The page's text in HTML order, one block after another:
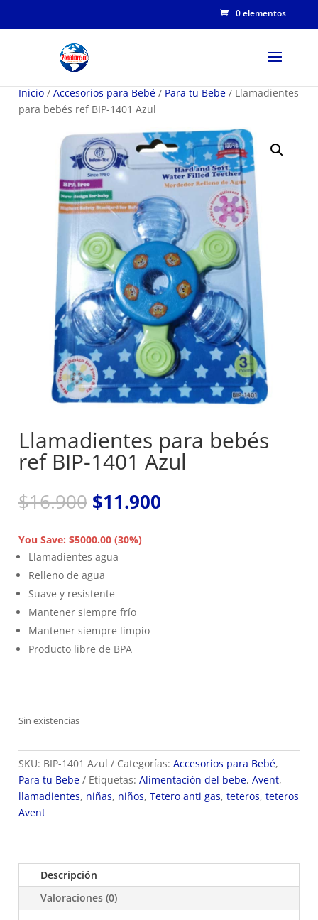
0 elementos
Inicio / Accesorios para Bebé / Para tu Bebe / Llamadientes
para bebés ref BIP-1401 Azul
Llamadientes para bebés
ref BIP-1401 Azul
$16.900 El
precio
original
era:
$16.900.
$11.900
You Save: $5000.00 (30%)
Llamadientes agua
Relleno de agua
Suave y resistente
Mantener siempre frío
Mantener siempre limpio
Producto libre de BPA
Sin existencias
SKU: BIP-1401 Azul Categorías: Accesorios para Bebé,
Para tu Bebe
Etiquetas: Alimentación del bebe, Avent,
llamadientes, niñas, niños, Tetero anti gas, teteros, teteros
Avent
Descripción
Valoraciones (0)